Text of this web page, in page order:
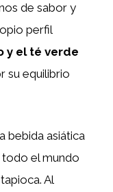
de sabor y
perfil
y el té verde
su equilibrio
bebida asiática
todo el mundo
Al